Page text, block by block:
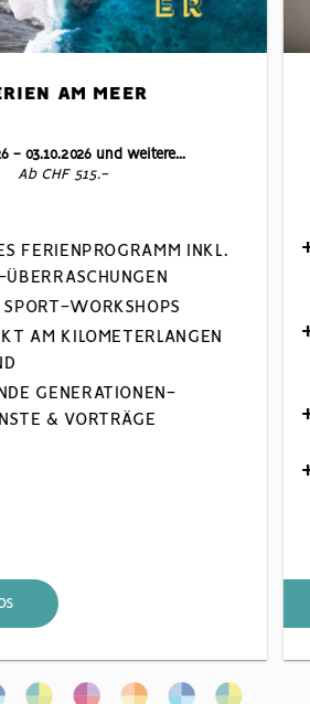
AM MEER
- 03.10.2026 und weitere...
Ab CHF 515.-
FERIENPROGRAMM INKL.
WORKSHOPS
AM KILOMETERLANGEN
GENERATIONEN-
& VORTRÄGE